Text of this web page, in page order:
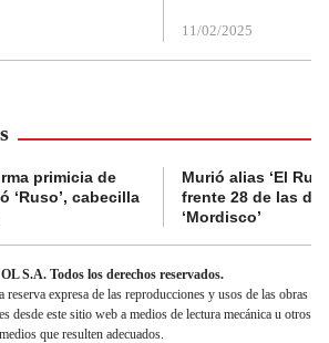
11/02/2025
primicia de
‘Ruso’, cabecilla
Murió alias ‘El
frente 28 de las
‘Mordisco’
S.A. Todos los derechos reservados.
expresa de las reproducciones y usos de las obras
desde este sitio web a medios de lectura mecánica u otros
medios que resulten adecuados.